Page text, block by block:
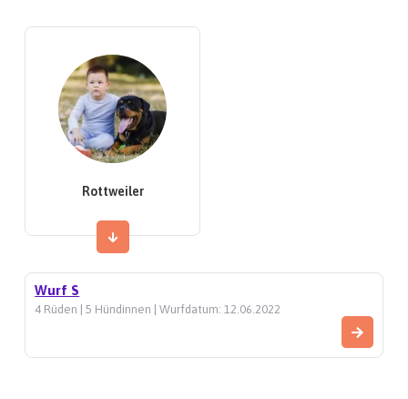
Rottweiler
Wurf S
4 Rüden | 5 Hündinnen | Wurfdatum: 12.06.2022